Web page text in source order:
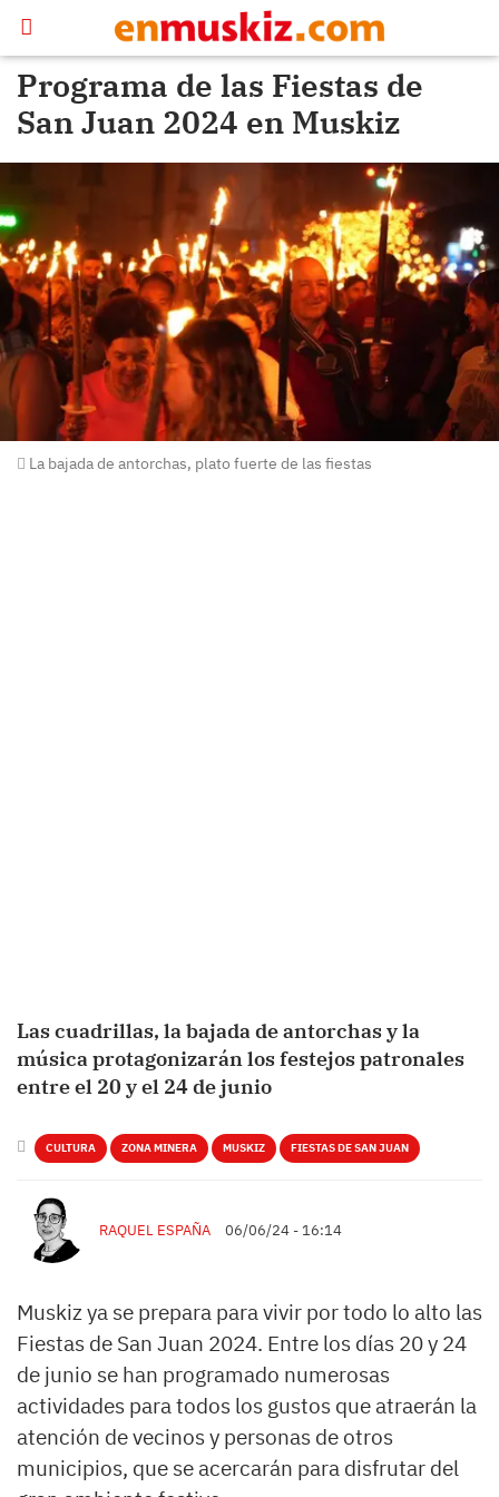
Programa de las Fiestas de
San Juan 2024 en Muskiz
La bajada de antorchas, plato fuerte de las fiestas
Las cuadrillas, la bajada de antorchas y la
música protagonizarán los festejos patronales
entre el 20 y el 24 de junio
CULTURA ZONA MINERA MUSKIZ FIESTAS DE SAN JUAN
RAQUEL ESPAÑA 06/06/24 - 16:14
Muskiz ya se prepara para vivir por todo lo alto las
Fiestas de San Juan 2024. Entre los días 20 y 24
de junio se han programado numerosas
actividades para todos los gustos que atraerán la
atención de vecinos y personas de otros
municipios, que se acercarán para disfrutar del